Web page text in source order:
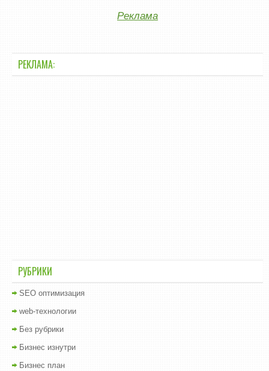
Реклама
РЕКЛАМА:
РУБРИКИ
SEO оптимизация
web-технологии
Без рубрики
Бизнес изнутри
Бизнес план